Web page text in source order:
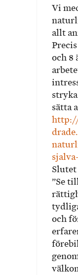
Vi
allt
och 8
stryka
sätta
Slutet
”Se
och